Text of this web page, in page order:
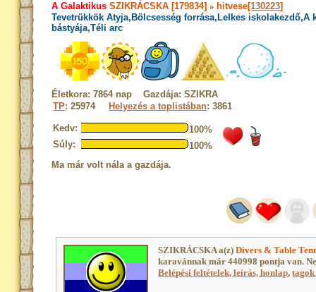
A Galaktikus SZIKRÁCSKA [179834]» hitvese[130223]
Tevetrükkök Atyja,Bölcsesség forrása,Lelkes iskolakezdő,A
bástyája,Téli arc
Életkora: 7864 nap Gazdája: SZIKRA
TP: 25974 Helyezés a toplistában: 3861
Kedv:
100%
Súly:
100%
Ma már volt nála a gazdája.
SZIKRÁCSKA a(z)Divers & Table
karavánnak már 440998 pontja van.
Belépési feltételek, leírás, honlap,